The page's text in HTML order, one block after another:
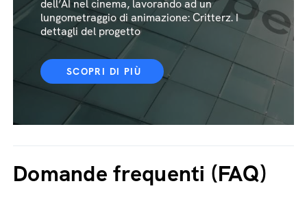
dell’AI nel cinema, lavorando ad un
lungometraggio di animazione: Critterz. I
dettagli del progetto
SCOPRI DI PIÙ
Domande frequenti (FAQ)